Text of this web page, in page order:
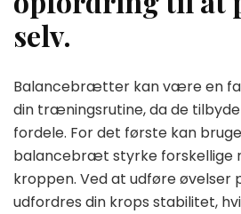
selv.
Balancebrætter kan være en
din træningsrutine, da de
fordele. For det første kan
balancebræt styrke forskellige
kroppen. Ved at udføre
udfordres din krops stabilitet,